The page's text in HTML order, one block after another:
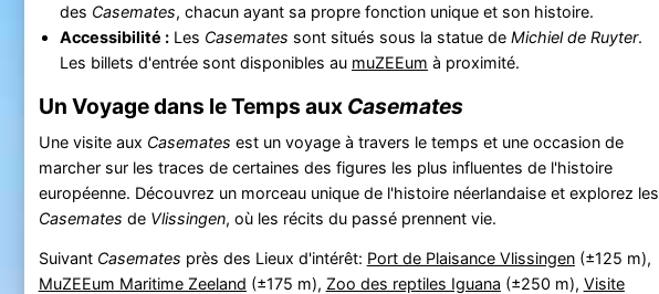
des Casemates, chacun ayant sa propre fonction unique et son histoire.
Accessibilité :Les Casemates sont situés sous la statue de Michiel de Ruyter.
Les billets d'entrée sont disponibles au muZEEum à proximité.
Un Voyage dans le Temps aux Casemates
Une visite aux Casemates est un voyage à travers le temps et une occasion de
marcher sur les traces de certaines des figures les plus influentes de l'histoire
européenne. Découvrez un morceau unique de l'histoire néerlandaise et explorez les
Casemates de Vlissingen, où les récits du passé prennent vie.
Suivant Casemates près des Lieux d'intérêt: Port de Plaisance Vlissingen(±125 m),
MuZEEum Maritime Zeeland (±175 m), Zoo des reptiles Iguana (±250 m), Visite